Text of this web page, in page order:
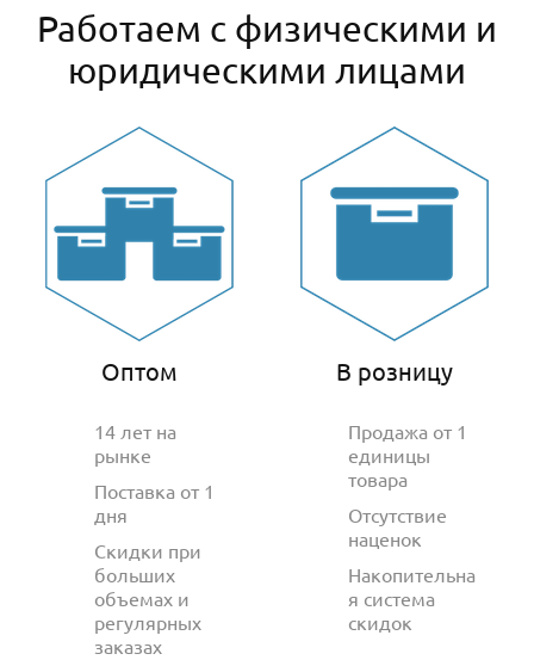
Работаем с физическими и
юридическими лицами
Оптом
14 лет на
рынке
Поставка от 1
дня
Скидки при
больших
объемах и
регулярных
заказах
В розницу
Продажа от 1
единицы
товара
Отсутствие
наценок
Накопительна
я система
скидок